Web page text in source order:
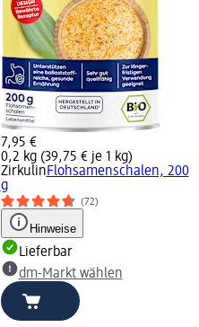
7,95 €
0,2 kg (39,75 € je 1 kg)
ZirkulinFlohsamenschalen, 200
g
(72)
Hinweise
Lieferbar
dm-Markt wählen